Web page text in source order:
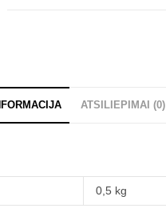
ATSILIEPIMAI (0)
0,5 kg